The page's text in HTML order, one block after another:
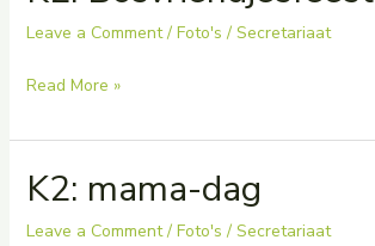
Leave a Comment / Foto's / Secretariaat
K2:
Read More »
K2: mama-dag
Leave a Comment / Foto's / Secretariaat